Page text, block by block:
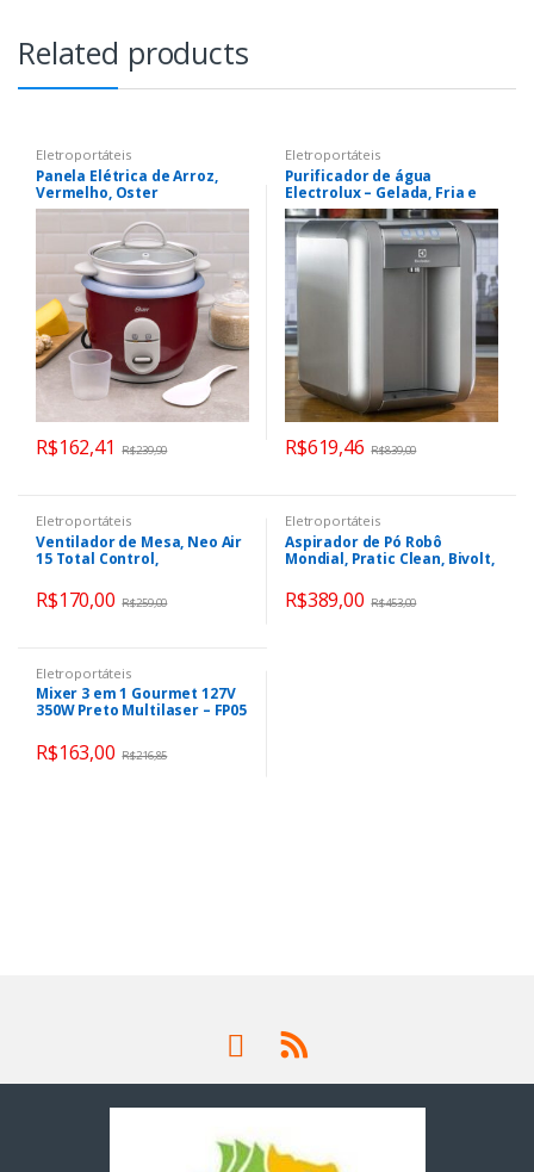
Related products
Eletroportáteis
Panela Elétrica de Arroz,
Vermelho, Oster
R$162,41 R$239,90
Eletroportáteis
Purificador de água
Electrolux – Gelada, Fria e
Natural Elétrico Touch
(PE11X)
R$619,46 R$839,00
Eletroportáteis
Ventilador de Mesa, Neo Air
15 Total Control,
R$170,00 R$259,00
Eletroportáteis
Aspirador de Pó Robô
Mondial, Pratic Clean, Bivolt,
R$389,00 R$453,00
Eletroportáteis
Mixer 3 em 1 Gourmet 127V
350W Preto Multilaser – FP05
R$163,00 R$216,85